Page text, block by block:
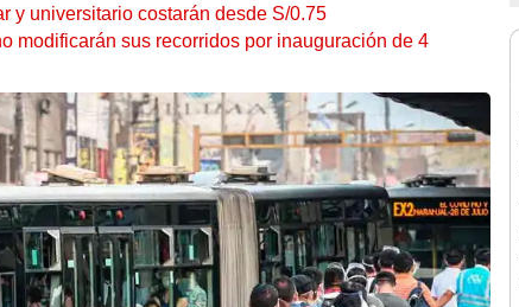
y universitario costarán desde S/0.75
modificarán sus recorridos por inauguración de 4